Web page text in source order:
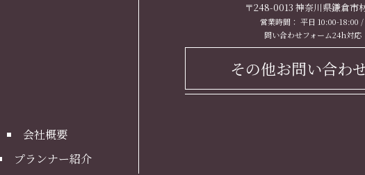
会社概要
プランナー紹介
〒248-0013 神奈川県鎌倉市
営業時間： 平日 10:00-18:00
問い合わせフォーム24h対応
その他お問い合わ